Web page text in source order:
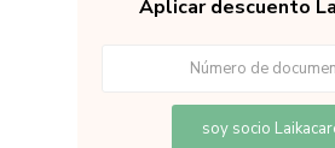
Aplicar descuento
soy socio